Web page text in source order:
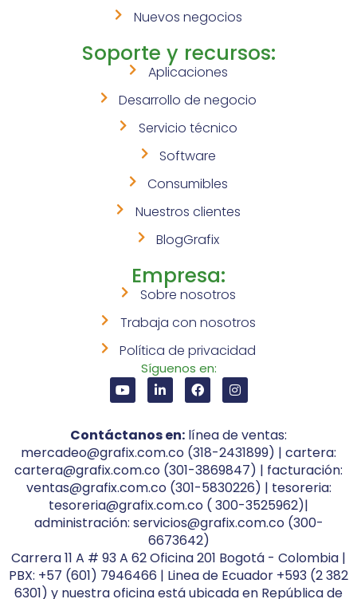
Nuevos negocios
Soporte y recursos:
Aplicaciones
Desarrollo de negocio
Servicio técnico
Software
Consumibles
Nuestros clientes
BlogGrafix
Empresa:
Sobre nosotros
Trabaja con nosotros
Política de privacidad
Síguenos en:
Contáctanos en: línea de ventas:
mercadeo@grafix.com.co (318-2431899) | cartera:
cartera@grafix.com.co (301-3869847) | facturación:
ventas@grafix.com.co (301-5830226) | tesoreria:
tesoreria@grafix.com.co ( 300-3525962)|
administración: servicios@grafix.com.co (300-
6673642)
Carrera 11 A # 93 A 62 Oficina 201 Bogotá - Colombia |
PBX: +57 (601) 7946466 | Linea de Ecuador +593 (2 382
6301) y nuestra oficina está ubicada en República de